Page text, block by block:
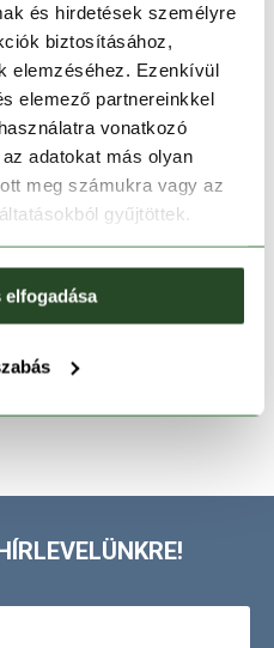
és hirdetések személyre
biztosításához,
elemzéséhez. Ezenkívül
elemező partnereinkkel
vonatkozó
adatokat más olyan
meg számukra vagy az
gyűjtöttek.
elfogadása
teszem
|Foglalás